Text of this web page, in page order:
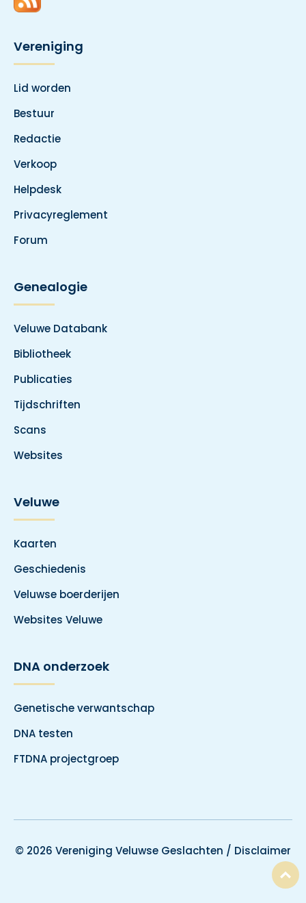
Vereniging
Lid worden
Bestuur
Redactie
Verkoop
Helpdesk
Privacyreglement
Forum
Genealogie
Veluwe Databank
Bibliotheek
Publicaties
Tijdschriften
Scans
Websites
Veluwe
Kaarten
Geschiedenis
Veluwse boerderijen
Websites Veluwe
DNA onderzoek
Genetische verwantschap
DNA testen
FTDNA projectgroep
© 2026 Vereniging Veluwse Geslachten / Disclaimer